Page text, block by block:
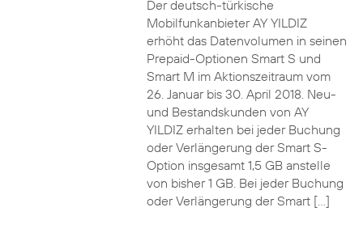
Der deutsch-türkische
Mobilfunkanbieter AY YILDIZ
erhöht das Datenvolumen in seinen
Prepaid-Optionen Smart S und
Smart M im Aktionszeitraum vom
26. Januar bis 30. April 2018. Neu-
und Bestandskunden von AY
YILDIZ erhalten bei jeder Buchung
oder Verlängerung der Smart S-
Option insgesamt 1,5 GB anstelle
von bisher 1 GB. Bei jeder Buchung
oder Verlängerung der Smart […]